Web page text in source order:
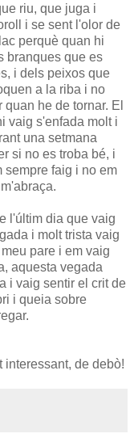
riu, que juga i
i se sent l'olor de
perquè quan hi
branques que es
i dels peixos que
a la riba i no
he de tornar. El
vaig s'enfada molt i
una setmana
si no es troba bé, i
sempre faig i no em
l'últim dia que vaig
i molt trista vaig
pare i em vaig
aquesta vegada
i vaig sentir el crit de
i queia sobre
interessant, de debò!